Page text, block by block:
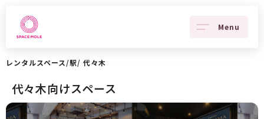
Menu
レンタルスペース/駅/ 代々木
代々木向けスペース